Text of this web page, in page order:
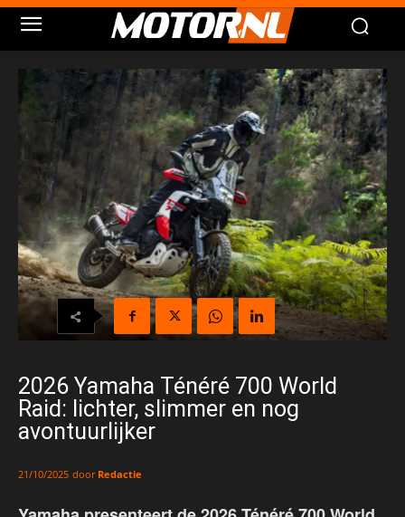
2026 Yamaha Ténéré 700 World
Raid: lichter, slimmer en nog
avontuurlijker
21/10/2025 door Redactie